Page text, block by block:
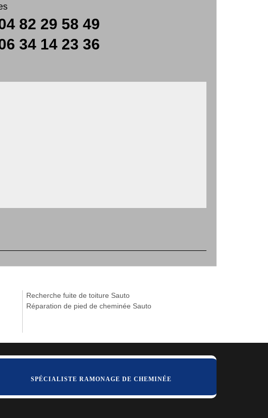
82 29 58 49
34 14 23 36
Recherche fuite de toiture Sauto
Réparation de pied de cheminée Sauto
SPÉCIALISTE RAMONAGE DE CHEMINÉE